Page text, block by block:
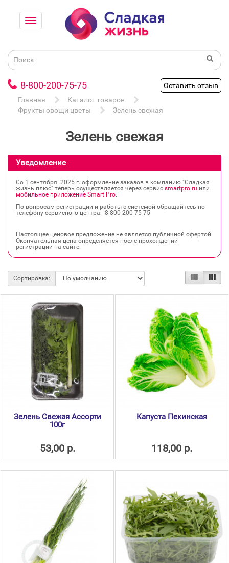
8-800-200-75-75
Оставить отзыв
Главная
Каталог товаров
Фрукты овощи цветы
Зелень свежая
Зелень свежая
Уведомление
Со 1 сентября 2025 г. оформление заказов в компанию "Сладкая
жизнь плюс" теперь осуществляется через сервис smartpro.ru или
мобильное приложение Smart Pro.
По вопросам регистрации и работы с системой обращайтесь по
телефону сервисного центра: 8 800 200‐75‐75
Настоящее ценовое предложение не является публичной офертой.
Окончательная цена определяется после прохождении
регистрации на сайте.
Сортировка:
Зелень Свежая Ассорти
100г
53,00 р.
Капуста Пекинская
118,00 р.